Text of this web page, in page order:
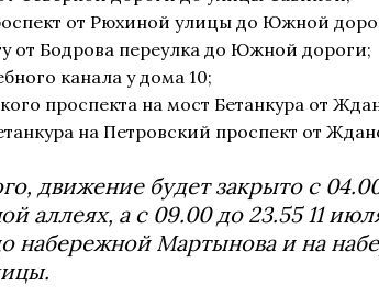
от Рюхиной улицы до Южной
от Бодрова переулка до Южной дороги;
канала у дома 10;
проспекта на мост Бетанкура от
на Петровский проспект от
движение будет закрыто с
аллеях, а с 09.00 до 23.55 11
набережной Мартынова и на